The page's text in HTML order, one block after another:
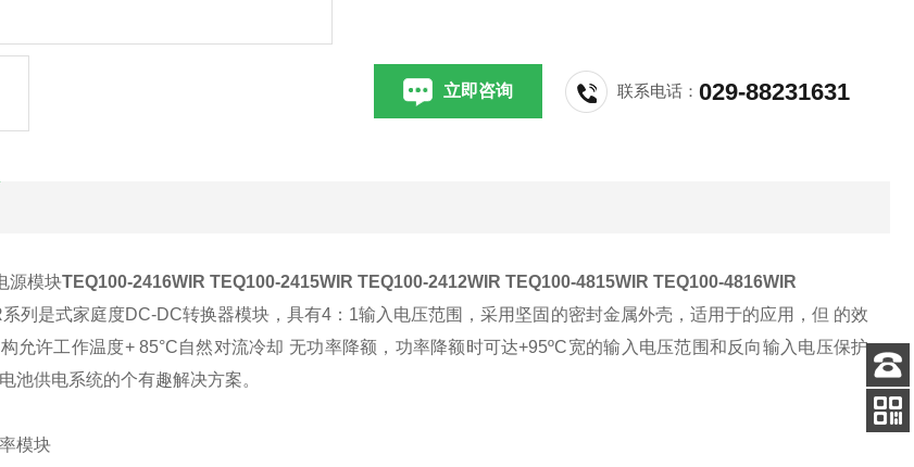
立即咨询 联系电话：029-88231631
源模块TEQ100-2416WIR TEQ100-2415WIR TEQ100-2412WIR TEQ100-4815WIR TEQ100-4816WIR
系列是式家庭度DC-DC转换器模块，具有4 ： 1输入电压范围，采用坚固的密封金属外壳，适用于的应用，但 的效
允许工作温度+ 85°C自然对流冷却 无功率降额，功率降额时可达+95ºC宽的输入电压范围和反向输入电压保护
池供电系统的个有趣解决方案。
模块
客服
电话